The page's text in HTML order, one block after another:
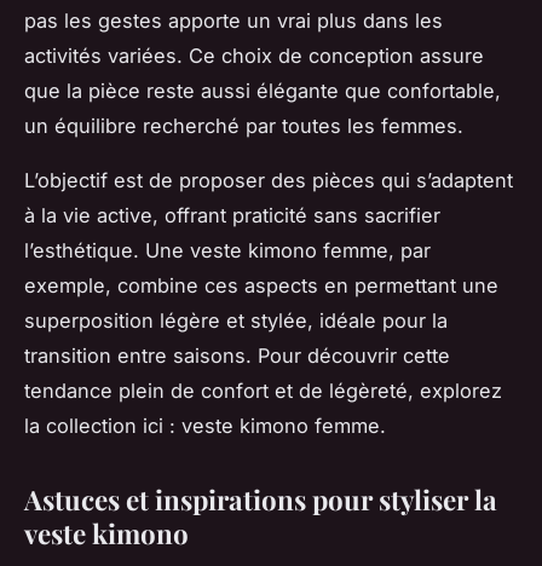
pas les gestes apporte un vrai plus dans les
activités variées. Ce choix de conception assure
que la pièce reste aussi élégante que confortable,
un équilibre recherché par toutes les femmes.
L’objectif est de proposer des pièces qui s’adaptent
à la vie active, offrant praticité sans sacrifier
l’esthétique. Une veste kimono femme, par
exemple, combine ces aspects en permettant une
superposition légère et stylée, idéale pour la
transition entre saisons. Pour découvrir cette
tendance plein de confort et de légèreté, explorez
la collection ici : veste kimono femme.
Astuces et inspirations pour styliser la
veste kimono